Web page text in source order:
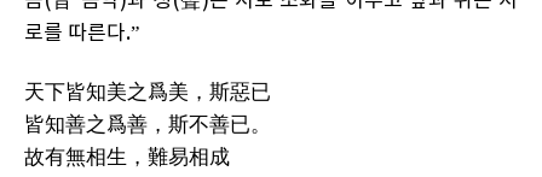
로를 따른다.”
天下皆知美之爲美，斯惡已
皆知善之爲善，斯不善已。
故有無相生，難易相成